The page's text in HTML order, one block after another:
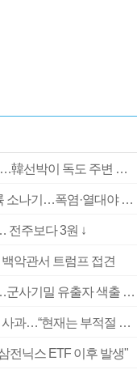
[속보] 여전히 ‘독도는 우리땅’ 외치는 日…韓선박이 독도 주변 해양조사 활동하자 반발
부산 울산 경남 구름 많고 경남 북서내륙 소나기…폭염·열대야 계속
전주보다 3원 ↓
백악관서 트럼프 접견
‘탄약 부족 사태’ 보도에 격노한 트럼프…군사기밀 유출자 색출 지시
[속보] ‘심판 성접대’ 논란 축구협회 공식 사과…“현재는 부적절 행위 없어”
전닉스 ETF 이후 발생"